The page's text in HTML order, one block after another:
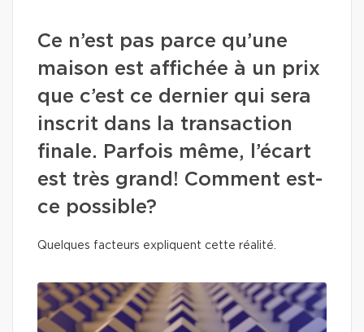
Ce n’est pas parce qu’une
maison est affichée à un prix
que c’est ce dernier qui sera
inscrit dans la transaction
finale. Parfois même, l’écart
est très grand! Comment est-
ce possible?
Quelques facteurs expliquent cette réalité.